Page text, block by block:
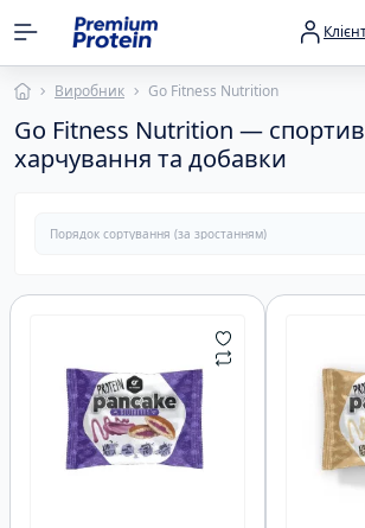
Виробник Go Fitness Nutrition
Go Fitness Nutrition —
харчування та добавки